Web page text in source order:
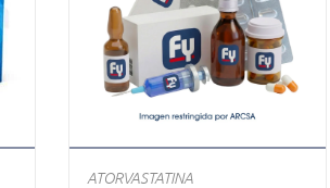
ATORVASTATINA